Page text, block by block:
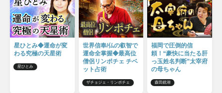
星ひとみ◆運命が変
わる究極の天星術
星ひとみ
世界信奉/仏の叡智で
運命全掌握◆最高位
僧侶リンポチェ チベ
ット占術
ザチョジェ・リンポチェ
福岡で圧倒的信
頼！“豪快に当たる肝
っ玉姓名判断”太宰府
の母ちゃん
森田鏡湖